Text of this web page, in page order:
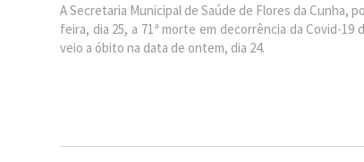
A Secretaria Municipal de Saúde de Flores da Cunha,
feira, dia 25, a 71ª morte em decorrência da Covid-
veio a óbito na data de ontem, dia 24.